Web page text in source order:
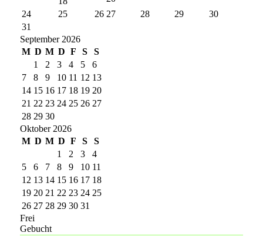
24
25 26 27 28 29
30
31
September 2026
M D M D F S
S
1
2 3 4 5
6
7
8 9 10 11 12 13
14 15 16 17 18 19 20
21 22 23 24 25 26 27
28 29 30
Oktober 2026
M D M D F S
S
1
2 3
4
5
6 7 8 9 10 11
12 13 14 15 16 17 18
19 20 21 22 23 24 25
26 27 28 29 30 31
Frei
Gebucht